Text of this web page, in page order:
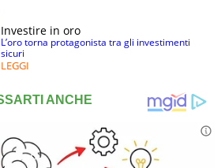
Investire in oro
L’oro torna protagonista tra gli investimenti
sicuri
LEGGI